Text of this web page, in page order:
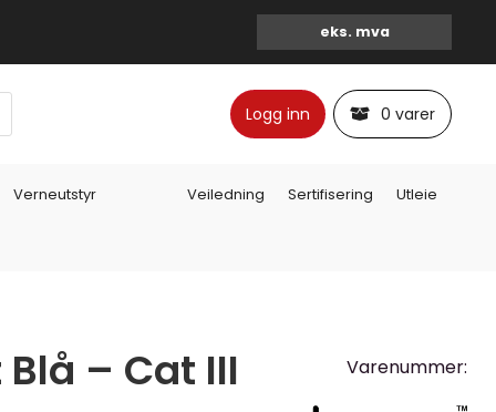
Logg inn 0 varer
Verneutstyr Veiledning Sertifisering Utleie
Blå – Cat III
Varenummer: